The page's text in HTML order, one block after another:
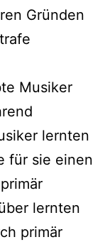
Gründen
Musiker
lernten
für sie einen
lernten
primär